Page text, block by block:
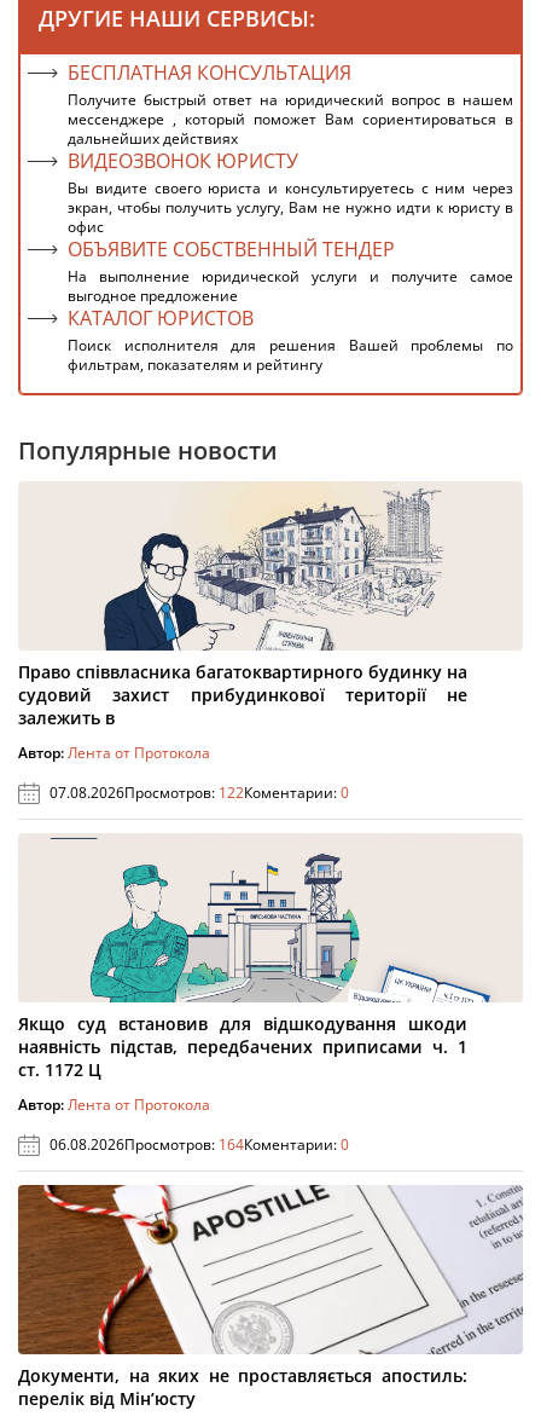
ДРУГИЕ НАШИ СЕРВИСЫ:
БЕСПЛАТНАЯ КОНСУЛЬТАЦИЯ
Получите быстрый ответ на юридический вопрос в нашем
мессенджере , который поможет Вам сориентироваться в
дальнейших действиях
ВИДЕОЗВОНОК ЮРИСТУ
Вы видите своего юриста и консультируетесь с ним через
экран, чтобы получить услугу, Вам не нужно идти к юристу в
офис
ОБЪЯВИТЕ СОБСТВЕННЫЙ ТЕНДЕР
На выполнение юридической услуги и получите самое
выгодное предложение
КАТАЛОГ ЮРИСТОВ
Поиск исполнителя для решения Вашей проблемы по
фильтрам, показателям и рейтингу
Популярные новости
Право співвласника багатоквартирного будинку на
судовий захист прибудинкової території не
залежить в
Автор:Лента от Протокола
07.08.2026Просмотров: 122Коментарии:0
Якщо суд встановив для відшкодування шкоди
наявність підстав, передбачених приписами ч. 1
ст. 1172 Ц
Автор:Лента от Протокола
06.08.2026Просмотров: 164Коментарии:0
Документи, на яких не проставляється апостиль:
перелік від Мін’юсту